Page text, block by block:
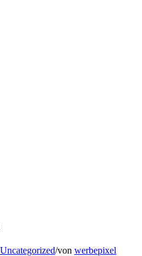
Uncategorized/von werbepixel